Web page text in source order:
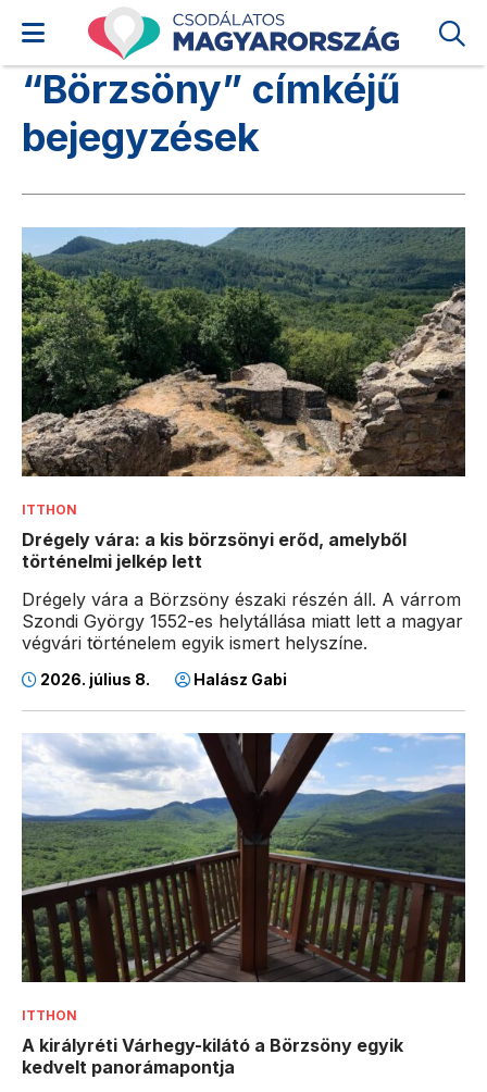
“Börzsöny” címkéjű
bejegyzések
ITTHON
Drégely vára: a kis börzsönyi erőd, amelyből
történelmi jelkép lett
Drégely vára a Börzsöny északi részén áll. A várrom
Szondi György 1552-es helytállása miatt lett a magyar
végvári történelem egyik ismert helyszíne.
2026. július 8. Halász Gabi
ITTHON
A királyréti Várhegy-kilátó a Börzsöny egyik
kedvelt panorámapontja